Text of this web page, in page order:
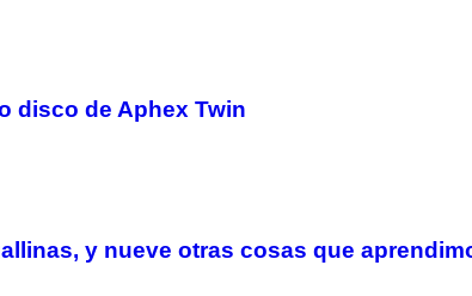
disco de Aphex Twin
y nueve otras cosas que